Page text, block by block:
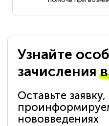
Узнайте
зачисления
Оставьте
нововведениях